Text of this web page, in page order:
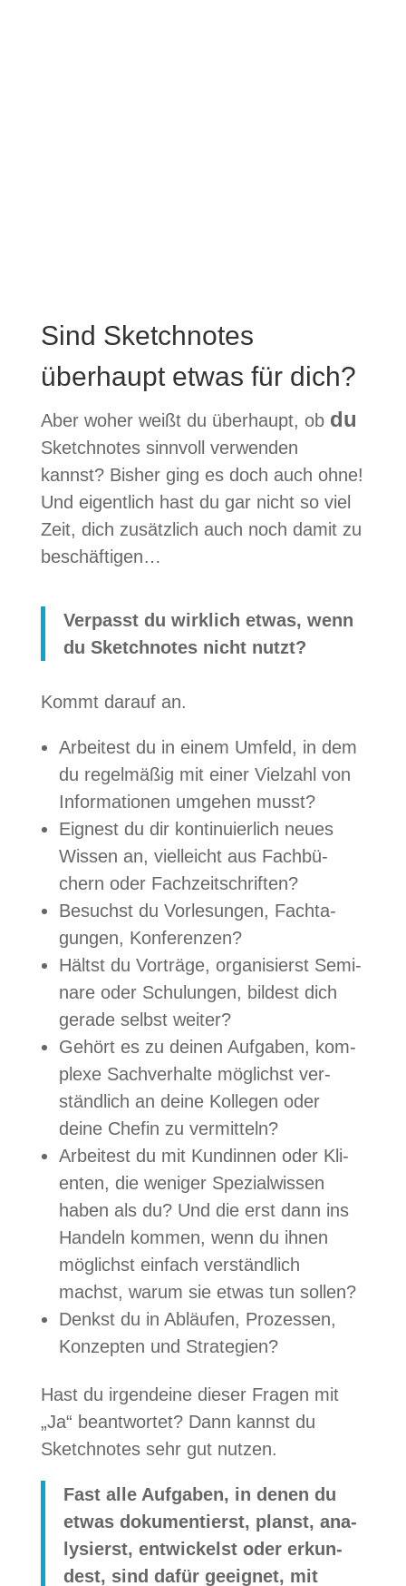
Sind Sketchnotes
überhaupt etwas für dich?
Aber woher weißt du über­haupt, ob du
Sketch­no­tes sinn­voll ver­wen­den
kannst? Bis­her ging es doch auch ohne!
Und eigent­lich hast du gar nicht so viel
Zeit, dich zusätz­lich auch noch damit zu
beschäftigen…
Ver­passt du wirk­lich etwas, wenn
du Sketch­no­tes nicht nutzt?
Kommt dar­auf an.
Arbei­test du in einem Umfeld, in dem
du regel­mä­ßig mit einer Viel­zahl von
Infor­ma­tio­nen umge­hen musst?
Eig­nest du dir kon­ti­nu­ier­lich neues
Wis­sen an, viel­leicht aus Fach­bü­
chern oder Fachzeitschriften?
Besuchst du Vor­le­sun­gen, Fach­ta­
gun­gen, Konferenzen?
Hältst du Vor­träge, orga­ni­sierst Semi­
nare oder Schu­lun­gen, bil­dest dich
gerade selbst weiter?
Gehört es zu dei­nen Auf­ga­ben, kom­
plexe Sach­ver­halte mög­lichst ver­
ständ­lich an deine Kol­le­gen oder
deine Che­fin zu vermitteln?
Arbei­test du mit Kun­din­nen oder Kli­
en­ten, die weni­ger Spe­zi­al­wis­sen
haben als du? Und die erst dann ins
Han­deln kom­men, wenn du ihnen
mög­lichst ein­fach ver­ständ­lich
machst, warum sie etwas tun sollen?
Denkst du in Abläu­fen, Pro­zes­sen,
Kon­zep­ten und Strategien?
Hast du irgend­eine die­ser Fra­gen mit
„Ja“ beant­wor­tet? Dann kannst du
Sketch­no­tes sehr gut nutzen.
Fast alle Auf­ga­ben, in denen du
etwas doku­men­tierst, planst, ana­
ly­sierst, ent­wi­ckelst oder erkun­
dest, sind dafür geeig­net, mit